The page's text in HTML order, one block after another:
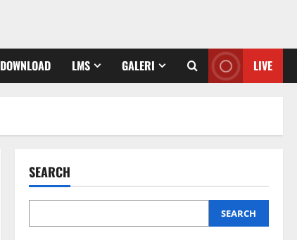
DOWNLOAD LMS GALERI LIVE
SEARCH
SEARCH